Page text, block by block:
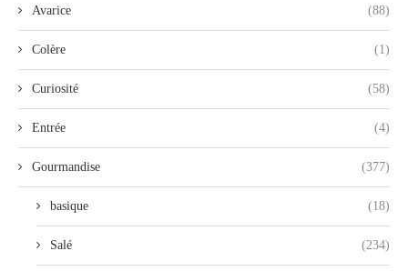
Avarice (88)
Colère (1)
Curiosité (58)
Entrée (4)
Gourmandise (377)
basique (18)
Salé (234)